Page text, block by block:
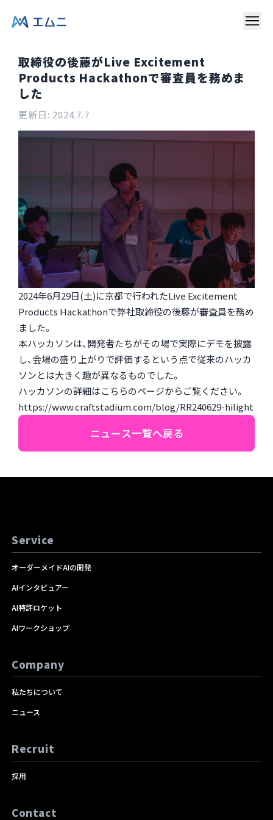
取締役の後藤がLive Excitement
Products Hackathonで審査員を務めま
した
更新日: 2024.7.7
2024年6月29日(土)に京都で行われたLive Excitement
Products Hackathonで弊社取締役の後藤が審査員を務め
ました。
本ハッカソンは、開発者たちがその場で実際にデモを披露
し、会場の盛り上がりで評価するという点で従来のハッカ
ソンとは大きく趣が異なるものでした。
ハッカソンの詳細はこちらのページからご覧ください。
https://www.craftstadium.com/blog/RR240629-hilight
ニュース一覧へ戻る
Service
オーダーメイドAIの開発
AIインタビュアー
AI特許ロケット
AIワークショップ
Company
私たちについて
ニュース
Recruit
採用
Contact